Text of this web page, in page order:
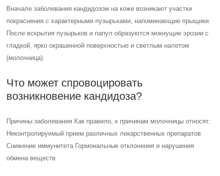
Вначале заболевания кандидозом на коже возникают участки
покраснения с характерными пузырьками, напоминающие прыщики.
После вскрытия пузырьков и папул образуются мокнущие эрозии с
гладкой, ярко окрашенной поверхностью и светлым налетом
(молочница).
Что может спровоцировать
возникновение кандидоза?
Причины заболевания Как правило, к причинам молочницы относят:
Неконтролируемый прием различных лекарственных препаратов
Снижение иммунитета Гормональные отклонения и нарушения
обмена веществ